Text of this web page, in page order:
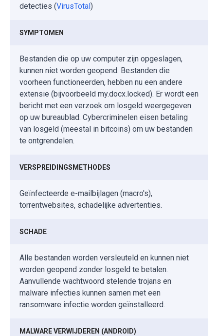
detecties (VirusTotal )
SYMPTOMEN
Bestanden die op uw computer zijn opgeslagen,
kunnen niet worden geopend. Bestanden die
voorheen functioneerden, hebben nu een andere
extensie (bijvoorbeeld my.docx.locked). Er wordt een
bericht met een verzoek om losgeld weergegeven
op uw bureaublad. Cybercriminelen eisen betaling
van losgeld (meestal in bitcoins) om uw bestanden
te ontgrendelen.
VERSPREIDINGSMETHODES
Geïnfecteerde e-mailbijlagen (macro's),
torrentwebsites, schadelijke advertenties.
SCHADE
Alle bestanden worden versleuteld en kunnen niet
worden geopend zonder losgeld te betalen.
Aanvullende wachtwoord stelende trojans en
malware infecties kunnen samen met een
ransomware infectie worden geïnstalleerd.
MALWARE VERWIJDEREN (ANDROID)